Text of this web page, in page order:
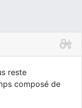
reste
composé de